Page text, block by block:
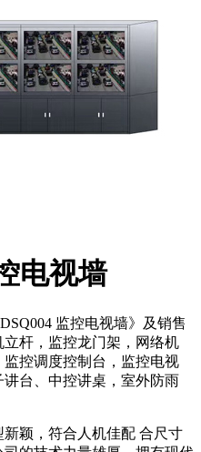
电视墙
监控电视墙》及销售
杆，监控龙门架，网络机
控调度控制台，监控电视
台、中控讲桌，室外防雨
颖，符合人机佳配 合尺寸